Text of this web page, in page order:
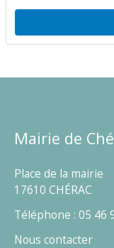
Mairie de
Place de la mairie
17610 CHÉRAC
Téléphone : 05 46
Nous contacter